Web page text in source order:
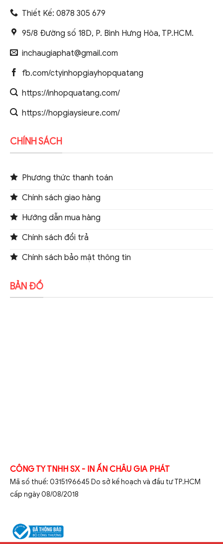
Thiết Kế: 0878 305 679
95/8 Đường số 18D, P. Bình Hưng Hòa, TP.HCM.
inchaugiaphat@gmail.com
fb.com/ctyinhopgiayhopquatang
https://inhopquatang.com/
https://hopgiaysieure.com/
CHÍNH SÁCH
Phương thức thanh toán
Chính sách giao hàng
Hướng dẫn mua hàng
Chính sách đổi trả
Chính sách bảo mật thông tin
BẢN ĐỒ
CÔNG TY TNHH SX - IN ẤN CHÂU GIA PHÁT
Mã số thuế: 0315196645 Do sở kế hoạch và đầu tư TP.HCM
cấp ngày 08/08/2018